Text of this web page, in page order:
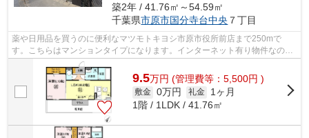
築2年 / 41.76㎡～54.59㎡
千葉県市原市国分寺台中央 ７丁目
薬や日用品を買うのに便利なマツモトキヨシ市原市役所前店まで250mで
す。こちらはマンションタイプになります。インターネット有り物件なの
で、ネットをよく使う方におすすめです。株...
9.5万円 (管理費等：5,500円 )
敷金 0万円 礼金
1ヶ月
1階 / 1LDK / 41.76㎡